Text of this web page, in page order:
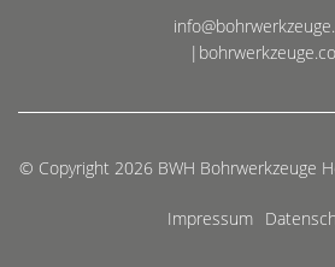
© Copyright 2026 BWH Bohrwerkzeuge
Impressum